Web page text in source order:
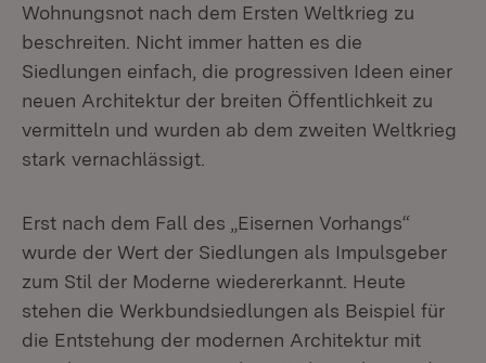
Wohnungsnot nach dem Ersten Weltkrieg zu
beschreiten. Nicht immer hatten es die
Siedlungen einfach, die progressiven Ideen einer
neuen Architektur der breiten Öffentlichkeit zu
vermitteln und wurden ab dem zweiten Weltkrieg
stark vernachlässigt.
Erst nach dem Fall des „Eisernen Vorhangs“
wurde der Wert der Siedlungen als Impulsgeber
zum Stil der Moderne wiedererkannt. Heute
stehen die Werkbundsiedlungen als Beispiel für
die Entstehung der modernen Architektur mit